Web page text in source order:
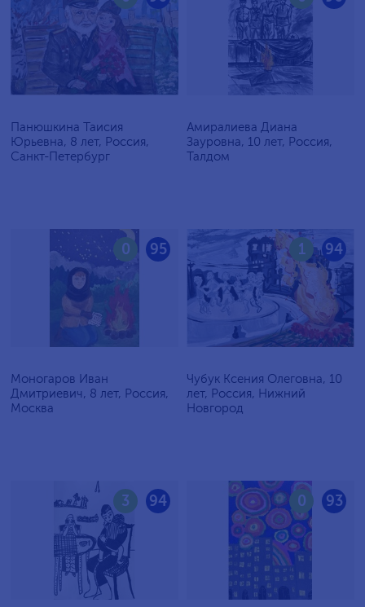
Панюшкина Таисия
Юрьевна, 8 лет, Россия,
Санкт-Петербург
Амиралиева Диана
Зауровна, 10 лет, Россия,
Талдом
95
0
Моногаров Иван
Дмитриевич, 8 лет, Россия,
Москва
94
1
Чубук Ксения Олеговна, 10
лет, Россия, Нижний
Новгород
94
3 93
0